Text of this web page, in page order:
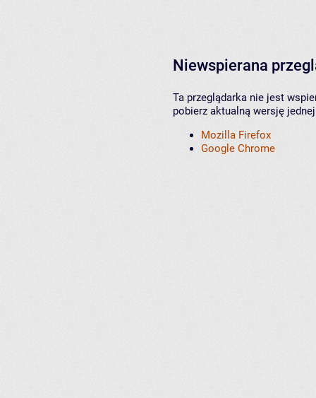
Niewspierana
Ta przeglądarka nie jest
pobierz aktualną wersję
Mozilla Firefox
Google Chrome